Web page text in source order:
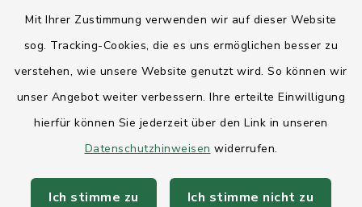
Mit Ihrer Zustimmung verwenden wir auf dieser Website
sog. Tracking-Cookies, die es uns ermöglichen besser zu
verstehen, wie unsere Website genutzt wird. So können wir
unser Angebot weiter verbessern. Ihre erteilte Einwilligung
hierfür können Sie jederzeit über den Link in unseren
Datenschutzhinweisen widerrufen.
Ich stimme zu Ich stimme nicht zu
Ihre Behördennummer 115
Landesregierung Schleswig-Holstein
AktivRegion Mittelholstein